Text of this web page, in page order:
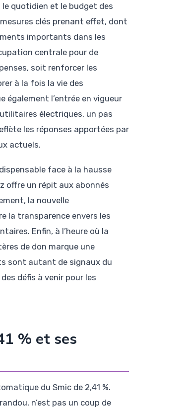
quotidien et le budget des
clés prenant effet, dont
importants dans les
centrale pour de
soit renforcer les
à la fois la vie des
l’entrée en vigueur
électriques, un pas
les réponses apportées par
actuels.
face à la hausse
offre un répit aux abonnés
la nouvelle
la transparence envers les
Enfin, à l’heure où la
de don marque une
sont autant de signaux du
défis à venir pour les
% et ses
du Smic de 2,41 %.
n’est pas un coup de